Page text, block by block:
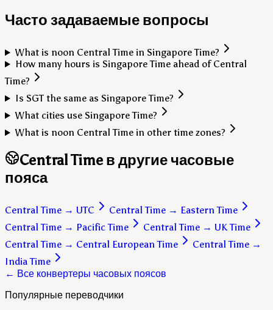
Часто задаваемые вопросы
What is noon Central Time in Singapore Time?
How many hours is Singapore Time ahead of Central
Time?
Is SGT the same as Singapore Time?
What cities use Singapore Time?
What is noon Central Time in other time zones?
Central Time в другие часовые
пояса
Central Time → UTC Central Time → Eastern Time
Central Time → Pacific Time Central Time → UK Time
Central Time → Central European Time Central Time →
India Time
← Все конвертеры часовых поясов
Популярные переводчики